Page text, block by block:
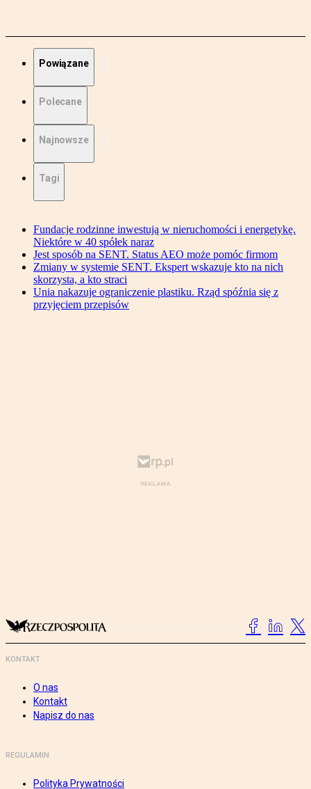
Powiązane
Polecane
Najnowsze
Tagi
Fundacje rodzinne inwestują w nieruchomości i energetykę.
Niektóre w 40 spółek naraz
Jest sposób na SENT. Status AEO może pomóc firmom
Zmiany w systemie SENT. Ekspert wskazuje kto na nich
skorzysta, a kto straci
Unia nakazuje ograniczenie plastiku. Rząd spóźnia się z
przyjęciem przepisów
KONTAKT
O nas
Kontakt
Napisz do nas
REGULAMIN
Polityka Prywatności